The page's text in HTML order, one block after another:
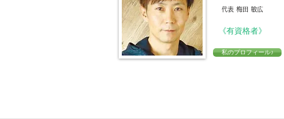
代表 梅田 敏広
​《有資格者》
私のプロフィール♪